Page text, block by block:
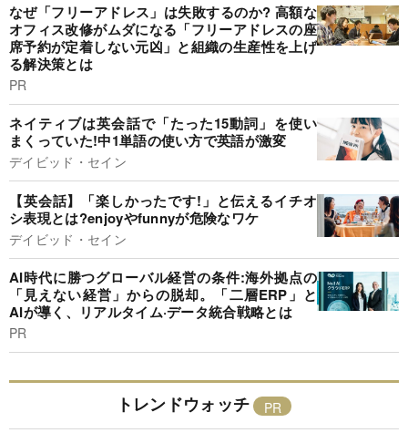
なぜ「フリーアドレス」は失敗するのか? 高額な
オフィス改修がムダになる「フリーアドレスの座
席予約が定着しない元凶」と組織の生産性を上げ
る解決策とは
PR
ネイティブは英会話で「たった15動詞」を使い
まくっていた!中1単語の使い方で英語が激変
デイビッド・セイン
【英会話】「楽しかったです!」と伝えるイチオ
シ表現とは?enjoyやfunnyが危険なワケ
デイビッド・セイン
AI時代に勝つグローバル経営の条件:海外拠点の
「見えない経営」からの脱却。「二層ERP」と
AIが導く、リアルタイム·データ統合戦略とは
PR
トレンドウォッチ